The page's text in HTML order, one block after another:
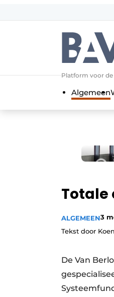
Platform voor
Algemeen
Totale
ALGEMEEN3
Tekst door
De Van